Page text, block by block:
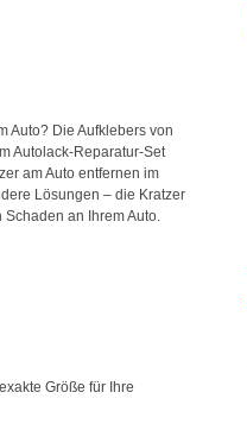
Auto? Die Aufklebers von
Autolack-Reparatur-Set
am Auto entfernen im
Lösungen – die Kratzer
an Ihrem Auto.
Größe für Ihre